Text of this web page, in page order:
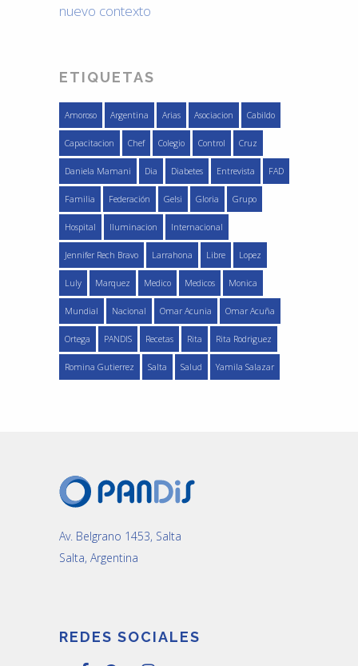
nuevo contexto
ETIQUETAS
Amoroso Argentina Arias Asociacion Cabildo
Capacitacion Chef Colegio Control Cruz
Daniela Mamani Dia Diabetes Entrevista FAD
Familia Federación Gelsi Gloria Grupo
Hospital Iluminacion Internacional
Jennifer Rech Bravo Larrahona Libre Lopez
Luly Marquez Medico Medicos Monica
Mundial Nacional Omar Acunia Omar Acuña
Ortega PANDIS Recetas Rita Rita Rodriguez
Romina Gutierrez Salta Salud Yamila Salazar
Av. Belgrano 1453, Salta
Salta, Argentina
REDES SOCIALES